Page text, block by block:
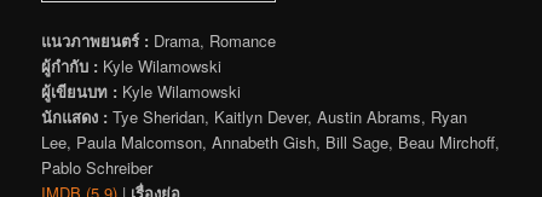
แนวภาพยนตร์ : Drama, Romance
ผู้กำกับ : Kyle Wilamowski
ผู้เขียนบท : Kyle Wilamowski
นักแสดง : Tye Sheridan, Kaitlyn Dever, Austin Abrams, Ryan
Lee, Paula Malcomson, Annabeth Gish, Bill Sage, Beau Mirchoff,
Pablo Schreiber